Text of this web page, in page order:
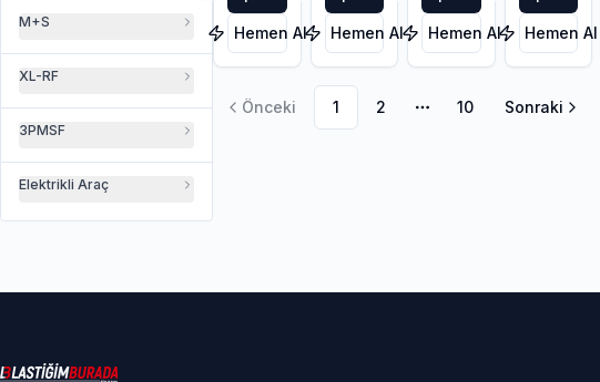
M+S
XL-RF
3PMSF
Elektrikli Araç
Hemen Al Hemen Al Hemen Al Hemen Al
Önceki 1 2
Daha fazla sayfa
10 Sonraki